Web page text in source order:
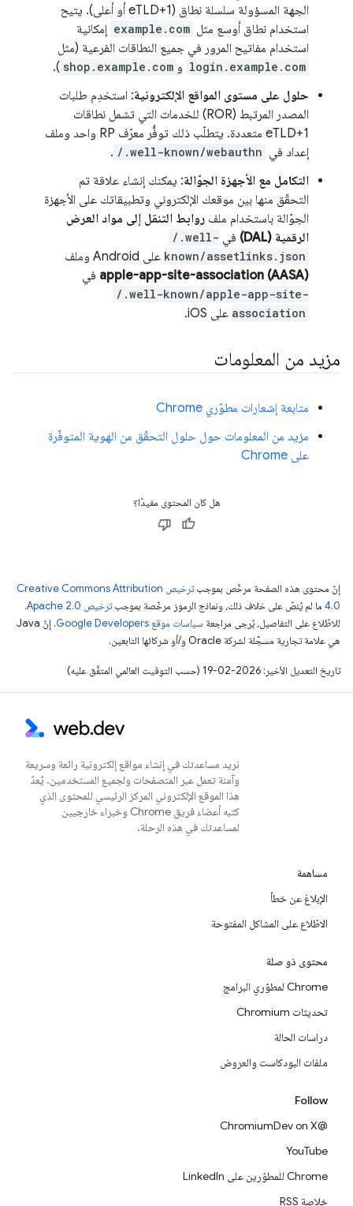
الجهة المسؤولة سلسلة نطاق (eTLD+1 أو أعلى). يتيح
استخدام نطاق أوسع مثل example.com إمكانية
استخدام مفاتيح المرور في جميع النطاقات الفرعية (مثل
login.example.com و shop.example.com
).
حلول على مستوى المواقع الإلكترونية: استخدِم طلبات
المصدر المرتبط (ROR) للخدمات التي تشمل نطاقات
eTLD+1 متعددة. يتطلّب ذلك توفُّر معرّف RP واحد وملف
إعداد في /.well-known/webauthn
.
التكامل مع الأجهزة الجوّالة: يمكنك إنشاء علاقة تم
التحقّق منها بين موقعك الإلكتروني وتطبيقاتك على الأجهزة
الجوّالة باستخدام ملف روابط التنقل إلى مواد العرض
الرقمية (DAL)
في /.well-
known/assetlinks.json على Android وملف
apple-app-site-association (AASA) في
/.well-known/apple-app-site-
association على iOS.
مزيد من المعلومات
متابعة إشعارات مطوّري Chrome
مزيد من المعلومات حول حلول التحقّق من الهوية المتوفّرة
على Chrome
هل كان المحتوى مفيدًا؟
إنّ محتوى هذه الصفحة مرخّص بموجب
ترخيص Creative Commons Attribution
4.0‏ ما لم يُنصّ على خلاف ذلك، ونماذج الرموز مرخّصة بموجبترخيص Apache 2.0‏
.
للاطّلاع على التفاصيل، يُرجى مراجعة سياسات موقع Google Developers‏
. إنّ Java
هي علامة تجارية مسجَّلة لشركة Oracle و/أو شركائها التابعين.
تاريخ التعديل الأخير: 2026-02-19 (حسب التوقيت العالمي المتفَّق عليه)
نريد مساعدتك في إنشاء مواقع إلكترونية رائعة وسريعة
وآمنة تعمل عبر المتصفحات ولجميع المستخدمين. يُعدّ
هذا الموقع الإلكتروني المركز الرئيسي للمحتوى الذي
كتبه أعضاء فريق Chrome وخبراء خارجيين
لمساعدتك في هذه الرحلة.
مساهمة
الإبلاغ عن خطأ
الاطّلاع على المشاكل المفتوحة
محتوى ذو صلة
Chrome لمطوّري البرامج
تحديثات Chromium
دراسات الحالة
ملفات البودكاست والعروض
Follow
@ChromiumDev on X
YouTube
Chrome للمطوّرين على LinkedIn
خلاصة RSS